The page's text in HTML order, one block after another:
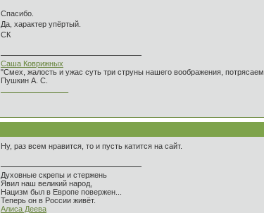
Спасибо.
Да, характер упёртый.
СК
Саша Коврижных
"Смех, жалость и ужас суть три струны нашего воображения,
Пушкин А. С.
Ну, раз всем нравится, то и пусть катится на сайт.
Духовные скрепы и стержень
Явил наш великий народ,
Нацизм был в Европе повержен...
Теперь он в России живёт.
Алиса Деева